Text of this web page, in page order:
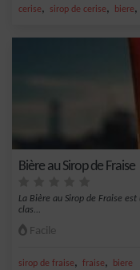
cerise, sirop de cerise, biere,
Bière au Sirop de Fraise
La Bière au Sirop de Fraise
clas...
Facile
sirop de fraise, fraise, biere